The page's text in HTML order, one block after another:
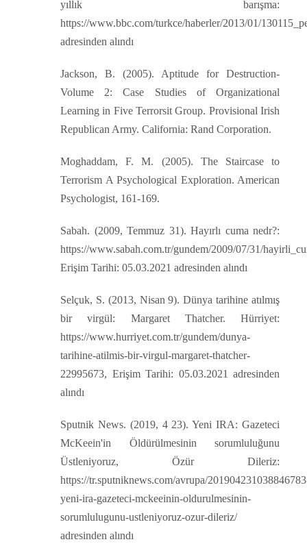
yıllık barışma:
https://www.bbc.com/turkce/haberler/2013/01/
adresinden alındı
Jackson, B. (2005). Aptitude for Destruction-
Volume 2: Case Studies of Organizational
Learning in Five Terrorsit Group. Provisional Irish
Republican Army. California: Rand Corporation.
Moghaddam, F. M. (2005). The Staircase to
Terrorism A Psychological Exploration. American
Psychologist, 161-169.
Sabah. (2009, Temmuz 31). Hayırlı cuma nedr?:
https://www.sabah.com.tr/gundem/2009/07/31/
Erişim Tarihi: 05.03.2021 adresinden alındı
Selçuk, S. (2013, Nisan 9). Dünya tarihine atılmış
bir virgül: Margaret Thatcher. Hürriyet:
https://www.hurriyet.com.tr/gundem/dunya-
tarihine-atilmis-bir-virgul-margaret-thatcher-
22995673, Erişim Tarihi: 05.03.2021 adresinden
alındı
Sputnik News. (2019, 4 23). Yeni IRA: Gazeteci
McKeein'in Öldürülmesinin sorumluluğunu
Üstleniyoruz, Özür Dileriz:
https://tr.sputniknews.com/avrupa/
yeni-ira-gazeteci-mckeeinin-oldurulmesinin-
sorumlulugunu-ustleniyoruz-ozur-dileriz/
adresinden alındı